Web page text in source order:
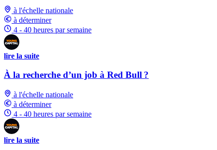
à l'échelle nationale
à déterminer
4 - 40 heures par semaine
lire la suite
À la recherche d’un job à Red Bull ?
à l'échelle nationale
à déterminer
4 - 40 heures par semaine
lire la suite